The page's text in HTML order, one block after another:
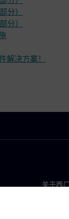
分）
分）
解决方案！
关于西